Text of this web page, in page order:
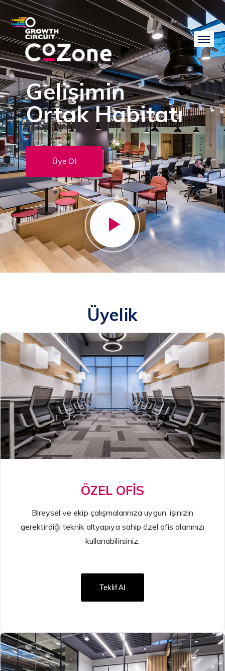
Gelişimin
Ortak Habitatı
Üye Ol
Üyelik
ÖZEL OFİS
Bireysel ve ekip çalışmalarınıza uygun, işinizin
gerektirdiği teknik altyapıya sahip özel ofis alanınızı
kullanabilirsiniz.
Teklif Al